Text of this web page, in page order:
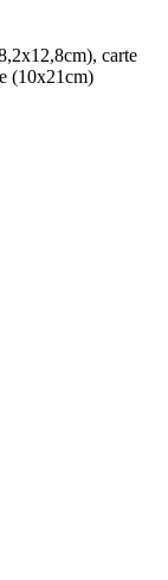
carte
(10x21cm)